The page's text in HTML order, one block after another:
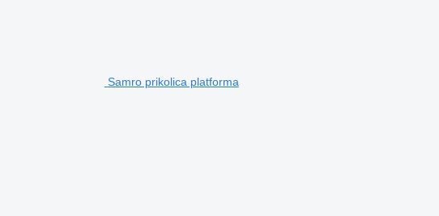
Samro prikolica platforma